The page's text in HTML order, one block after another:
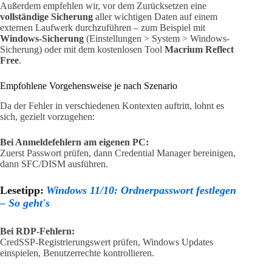
Außerdem empfehlen wir, vor dem Zurücksetzen eine
vollständige Sicherung aller wichtigen Daten auf einem
externen Laufwerk durchzuführen – zum Beispiel mit
Windows-Sicherung (Einstellungen > System > Windows-
Sicherung) oder mit dem kostenlosen Tool Macrium Reflect
Free.
Empfohlene Vorgehensweise je nach Szenario
Da der Fehler in verschiedenen Kontexten auftritt, lohnt es
sich, gezielt vorzugehen:
Bei Anmeldefehlern am eigenen PC:
Zuerst Passwort prüfen, dann Credential Manager bereinigen,
dann SFC/DISM ausführen.
Lesetipp: Windows 11/10: Ordnerpasswort festlegen
– So geht's
Bei RDP-Fehlern:
CredSSP-Registrierungswert prüfen, Windows Updates
einspielen, Benutzerrechte kontrollieren.